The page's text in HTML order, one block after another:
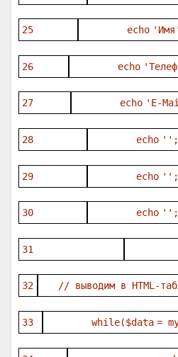
25 echo 'Имя'
26 echo
27 echo 'E-
28 echo '' ;
29 echo '' ;
30 echo '' ;
31
32 // выводим в HTML-
33 while($data =